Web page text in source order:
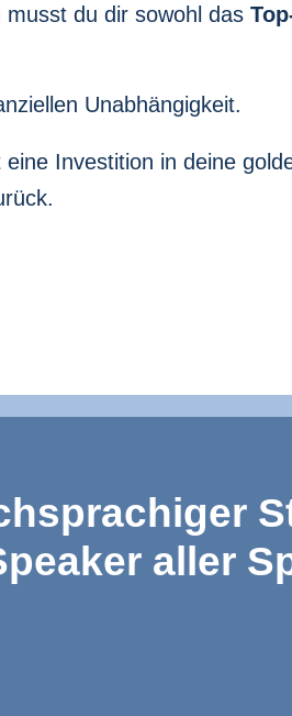
du dir sowohl das
Unabhängigkeit.
Investition in deine
aller